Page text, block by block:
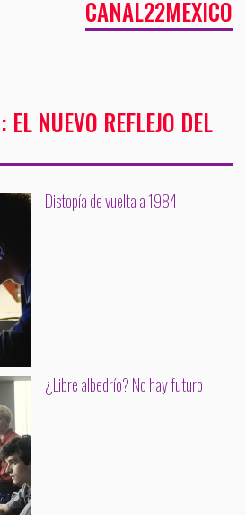
CANAL22MEXICO
NUEVO REFLEJO DEL
Distopía de vuelta a 1984
¿Libre albedrío? No hay futuro